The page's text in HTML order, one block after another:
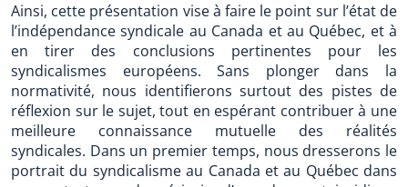
Ainsi, cette présentation vise à faire le point sur l’état de
l’indépendance syndicale au Canada et au Québec, et à
en tirer des conclusions pertinentes pour les
syndicalismes européens. Sans plonger dans la
normativité, nous identifierons surtout des pistes de
réflexion sur le sujet, tout en espérant contribuer à une
meilleure connaissance mutuelle des réalités
syndicales. Dans un premier temps, nous dresserons le
portrait du syndicalisme au Canada et au Québec dans